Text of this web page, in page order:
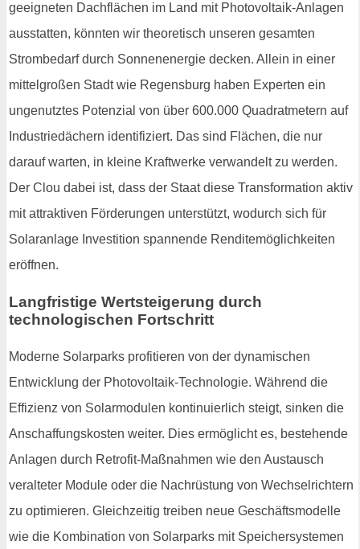
geeigneten Dachflächen im Land mit Photovoltaik-Anlagen
ausstatten, könnten wir theoretisch unseren gesamten
Strombedarf durch Sonnenenergie decken. Allein in einer
mittelgroßen Stadt wie Regensburg haben Experten ein
ungenutztes Potenzial von über 600.000 Quadratmetern auf
Industriedächern identifiziert. Das sind Flächen, die nur
darauf warten, in kleine Kraftwerke verwandelt zu werden.
Der Clou dabei ist, dass der Staat diese Transformation aktiv
mit attraktiven Förderungen unterstützt, wodurch sich für
Solaranlage Investition spannende Renditemöglichkeiten
eröffnen.
Langfristige Wertsteigerung durch
technologischen Fortschritt
Moderne Solarparks profitieren von der dynamischen
Entwicklung der Photovoltaik-Technologie. Während die
Effizienz von Solarmodulen kontinuierlich steigt, sinken die
Anschaffungskosten weiter. Dies ermöglicht es, bestehende
Anlagen durch Retrofit-Maßnahmen wie den Austausch
veralteter Module oder die Nachrüstung von Wechselrichtern
zu optimieren. Gleichzeitig treiben neue Geschäftsmodelle
wie die Kombination von Solarparks mit Speichersystemen